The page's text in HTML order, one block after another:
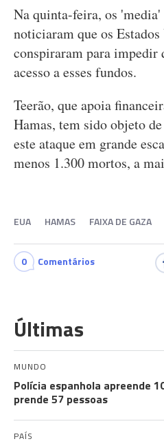
Na quinta-feira, os
noticiaram que os
conspiraram para impedir
acesso a esses fundos.
Teerão, que apoia
Hamas, tem sido objeto
este ataque em grande
menos 1.300 mortos, a
EUA HAMAS FAIXA DE GAZA
0 Comentários
Últimas
MUNDO
Polícia espanhola apreende
prende 57 pessoas
PAÍS